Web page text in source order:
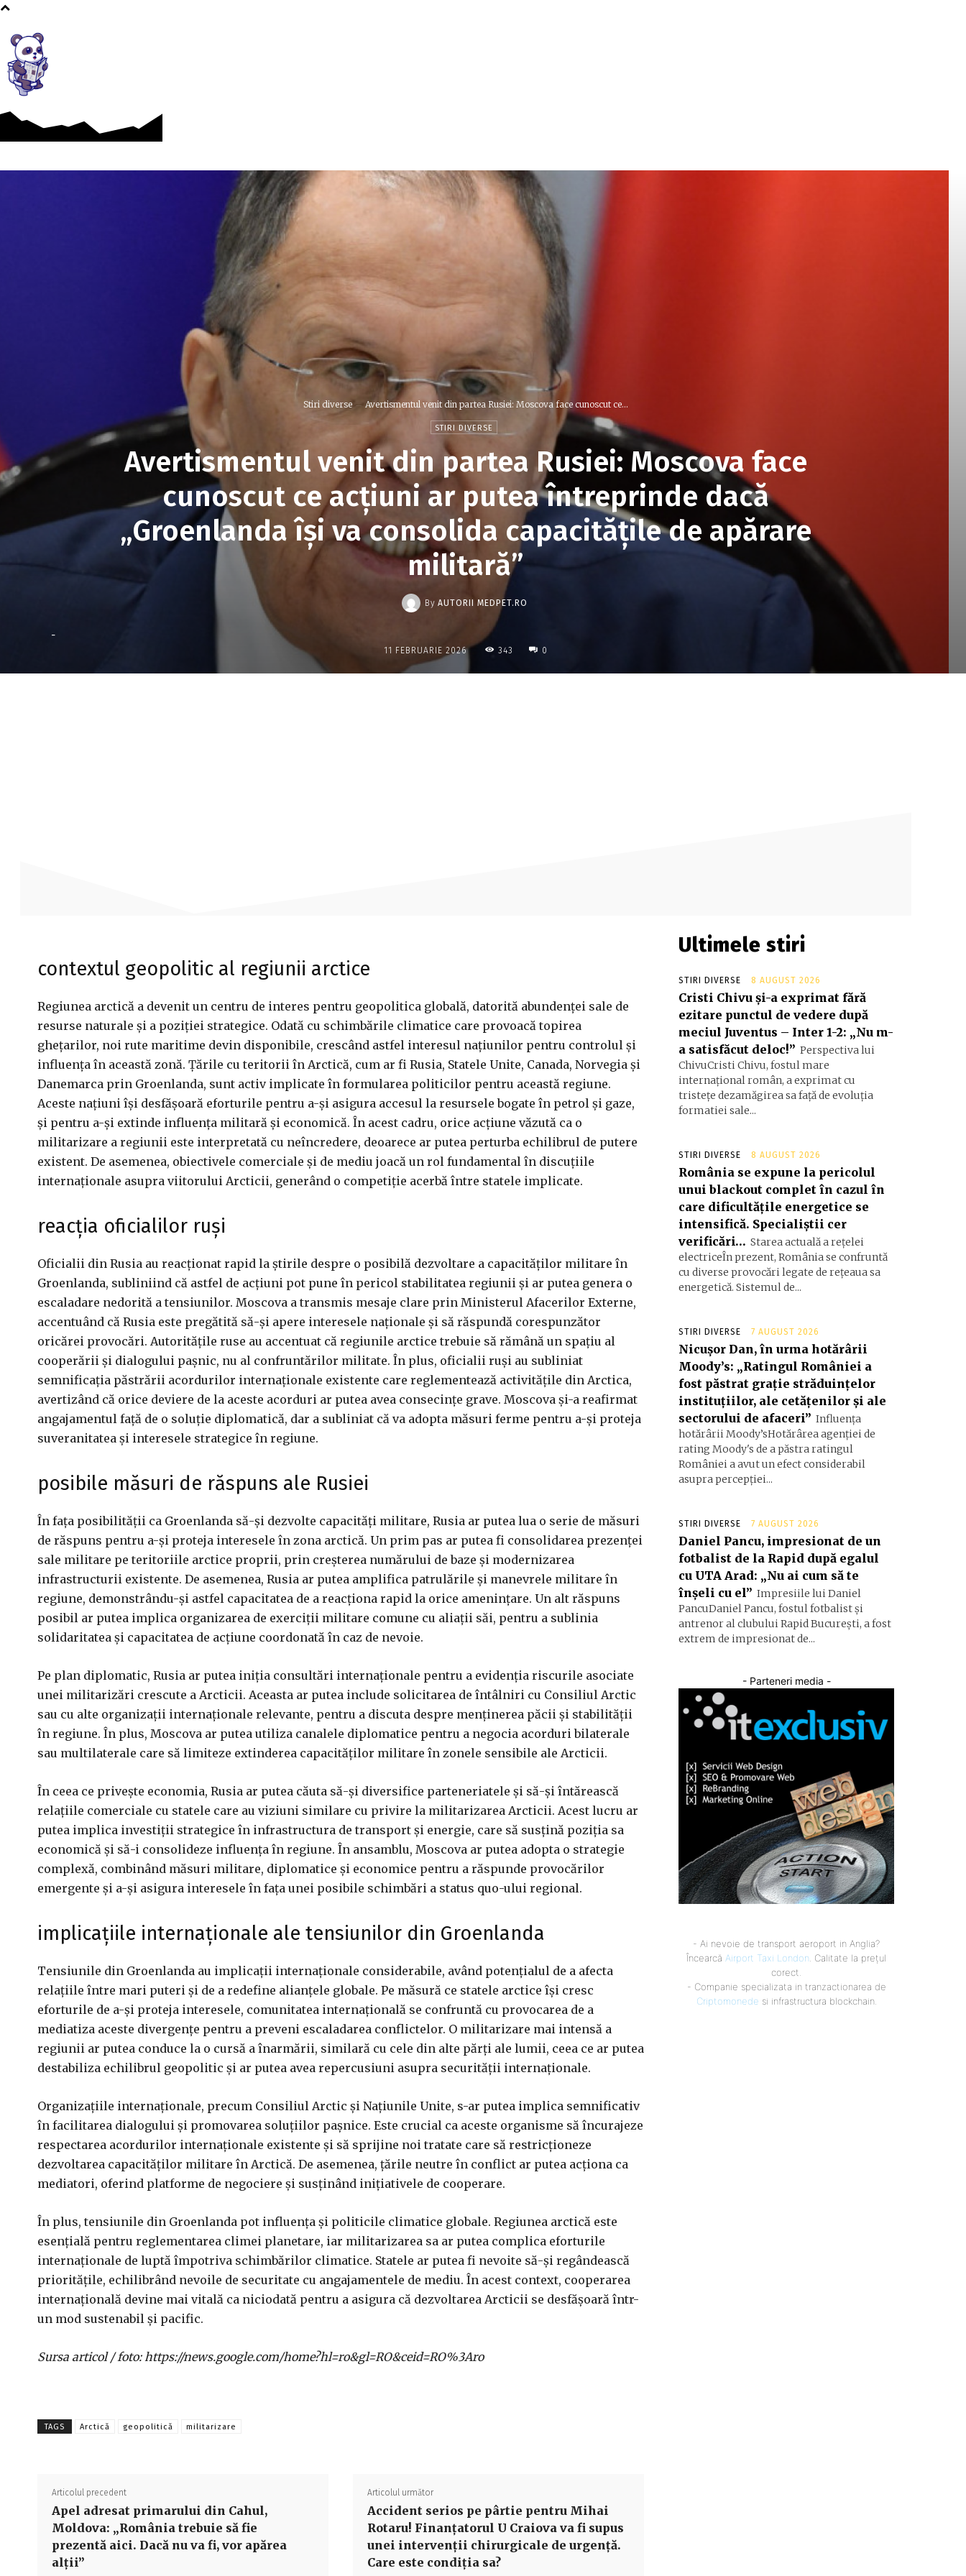
Stiri diverse Avertismentul venit din partea Rusiei: Moscova face cunoscut ce...
STIRI DIVERSE
Avertismentul venit din partea Rusiei: Moscova face
cunoscut ce acțiuni ar putea întreprinde dacă
„Groenlanda își va consolida capacitățile de apărare
militară”
By AUTORII MEDPET.RO
-
11 FEBRUARIE 2026 343 0
contextul geopolitic al regiunii arctice
Regiunea arctică a devenit un centru de interes pentru geopolitica globală, datorită abundenței sale de
resurse naturale și a poziției strategice. Odată cu schimbările climatice care provoacă topirea
ghețarilor, noi rute maritime devin disponibile, crescând astfel interesul națiunilor pentru controlul și
influența în această zonă. Țările cu teritorii în Arctică, cum ar fi Rusia, Statele Unite, Canada, Norvegia și
Danemarca prin Groenlanda, sunt activ implicate în formularea politicilor pentru această regiune.
Aceste națiuni își desfășoară eforturile pentru a-și asigura accesul la resursele bogate în petrol și gaze,
și pentru a-și extinde influența militară și economică. În acest cadru, orice acțiune văzută ca o
militarizare a regiunii este interpretată cu neîncredere, deoarece ar putea perturba echilibrul de putere
existent. De asemenea, obiectivele comerciale și de mediu joacă un rol fundamental în discuțiile
internaționale asupra viitorului Arcticii, generând o competiție acerbă între statele implicate.
reacția oficialilor ruși
Oficialii din Rusia au reacționat rapid la știrile despre o posibilă dezvoltare a capacităților militare în
Groenlanda, subliniind că astfel de acțiuni pot pune în pericol stabilitatea regiunii și ar putea genera o
escaladare nedorită a tensiunilor. Moscova a transmis mesaje clare prin Ministerul Afacerilor Externe,
accentuând că Rusia este pregătită să-și apere interesele naționale și să răspundă corespunzător
oricărei provocări. Autoritățile ruse au accentuat că regiunile arctice trebuie să rămână un spațiu al
cooperării și dialogului pașnic, nu al confruntărilor militate. În plus, oficialii ruși au subliniat
semnificația păstrării acordurilor internaționale existente care reglementează activitățile din Arctica,
avertizând că orice deviere de la aceste acorduri ar putea avea consecințe grave. Moscova și-a reafirmat
angajamentul față de o soluție diplomatică, dar a subliniat că va adopta măsuri ferme pentru a-și proteja
suveranitatea și interesele strategice în regiune.
posibile măsuri de răspuns ale Rusiei
În fața posibilității ca Groenlanda să-și dezvolte capacități militare, Rusia ar putea lua o serie de măsuri
de răspuns pentru a-și proteja interesele în zona arctică. Un prim pas ar putea fi consolidarea prezenței
sale militare pe teritoriile arctice proprii, prin creșterea numărului de baze și modernizarea
infrastructurii existente. De asemenea, Rusia ar putea amplifica patrulările și manevrele militare în
regiune, demonstrându-și astfel capacitatea de a reacționa rapid la orice amenințare. Un alt răspuns
posibil ar putea implica organizarea de exerciții militare comune cu aliații săi, pentru a sublinia
solidaritatea și capacitatea de acțiune coordonată în caz de nevoie.
Pe plan diplomatic, Rusia ar putea iniția consultări internaționale pentru a evidenția riscurile asociate
unei militarizări crescute a Arcticii. Aceasta ar putea include solicitarea de întâlniri cu Consiliul Arctic
sau cu alte organizații internaționale relevante, pentru a discuta despre menținerea păcii și stabilității
în regiune. În plus, Moscova ar putea utiliza canalele diplomatice pentru a negocia acorduri bilaterale
sau multilaterale care să limiteze extinderea capacităților militare în zonele sensibile ale Arcticii.
În ceea ce privește economia, Rusia ar putea căuta să-și diversifice parteneriatele și să-și întărească
relațiile comerciale cu statele care au viziuni similare cu privire la militarizarea Arcticii. Acest lucru ar
putea implica investiții strategice în infrastructura de transport și energie, care să susțină poziția sa
economică și să-i consolideze influența în regiune. În ansamblu, Moscova ar putea adopta o strategie
complexă, combinând măsuri militare, diplomatice și economice pentru a răspunde provocărilor
emergente și a-și asigura interesele în fața unei posibile schimbări a status quo-ului regional.
implicațiile internaționale ale tensiunilor din Groenlanda
Tensiunile din Groenlanda au implicații internaționale considerabile, având potențialul de a afecta
relațiile între mari puteri și de a redefine alianțele globale. Pe măsură ce statele arctice își cresc
eforturile de a-și proteja interesele, comunitatea internațională se confruntă cu provocarea de a
mediatiza aceste divergențe pentru a preveni escaladarea conflictelor. O militarizare mai intensă a
regiunii ar putea conduce la o cursă a înarmării, similară cu cele din alte părți ale lumii, ceea ce ar putea
destabiliza echilibrul geopolitic și ar putea avea repercusiuni asupra securității internaționale.
Organizațiile internaționale, precum Consiliul Arctic și Națiunile Unite, s-ar putea implica semnificativ
în facilitarea dialogului și promovarea soluțiilor pașnice. Este crucial ca aceste organisme să încurajeze
respectarea acordurilor internaționale existente și să sprijine noi tratate care să restricționeze
dezvoltarea capacităților militare în Arctică. De asemenea, țările neutre în conflict ar putea acționa ca
mediatori, oferind platforme de negociere și susținând inițiativele de cooperare.
În plus, tensiunile din Groenlanda pot influența și politicile climatice globale. Regiunea arctică este
esențială pentru reglementarea climei planetare, iar militarizarea sa ar putea complica eforturile
internaționale de luptă împotriva schimbărilor climatice. Statele ar putea fi nevoite să-și regândească
prioritățile, echilibrând nevoile de securitate cu angajamentele de mediu. În acest context, cooperarea
internațională devine mai vitală ca niciodată pentru a asigura că dezvoltarea Arcticii se desfășoară într-
un mod sustenabil și pacific.
Sursa articol / foto: https://news.google.com/home?hl=ro&gl=RO&ceid=RO%3Aro
TAGS Arctică geopolitică militarizare
Articolul precedent
Apel adresat primarului din Cahul,
Moldova: „România trebuie să fie
prezentă aici. Dacă nu va fi, vor apărea
alții”
Articolul următor
Accident serios pe pârtie pentru Mihai
Rotaru! Finanțatorul U Craiova va fi supus
unei intervenții chirurgicale de urgență.
Care este condiția sa?
Ultimele stiri
STIRI DIVERSE 8 AUGUST 2026
Cristi Chivu și-a exprimat fără
ezitare punctul de vedere după
meciul Juventus – Inter 1-2: „Nu m-
a satisfăcut deloc!” Perspectiva lui
ChivuCristi Chivu, fostul mare
internațional român, a exprimat cu
tristețe dezamăgirea sa față de evoluția
formatiei sale...
STIRI DIVERSE 8 AUGUST 2026
România se expune la pericolul
unui blackout complet în cazul în
care dificultățile energetice se
intensifică. Specialiștii cer
verificări… Starea actuală a rețelei
electriceÎn prezent, România se confruntă
cu diverse provocări legate de rețeaua sa
energetică. Sistemul de...
STIRI DIVERSE 7 AUGUST 2026
Nicușor Dan, în urma hotărârii
Moody’s: „Ratingul României a
fost păstrat grație străduințelor
instituțiilor, ale cetățenilor și ale
sectorului de afaceri” Influența
hotărârii Moody’sHotărârea agenției de
rating Moody's de a păstra ratingul
României a avut un efect considerabil
asupra percepției...
STIRI DIVERSE 7 AUGUST 2026
Daniel Pancu, impresionat de un
fotbalist de la Rapid după egalul
cu UTA Arad: „Nu ai cum să te
înșeli cu el” Impresiile lui Daniel
PancuDaniel Pancu, fostul fotbalist și
antrenor al clubului Rapid București, a fost
extrem de impresionat de...
- Parteneri media -
- Ai nevoie de transport aeroport in Anglia?
Încearcă Airport Taxi London. Calitate la prețul
corect.
- Companie specializata in tranzactionarea de
Criptomonede si infrastructura blockchain.